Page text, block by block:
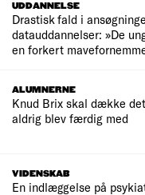
UDDANNELSE
Drastisk fald i
datauddannelser: »De
en forkert
ALUMNERNE
Knud Brix skal dække
aldrig blev færdig med
VIDENSKAB
En indlæggelse på